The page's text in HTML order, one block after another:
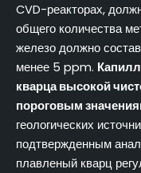
CVD-реакторах,
общего количества
железо должно
менее 5 ppm.
кварца высокой
пороговым
геологических
подтвержденным
плавленый кварц